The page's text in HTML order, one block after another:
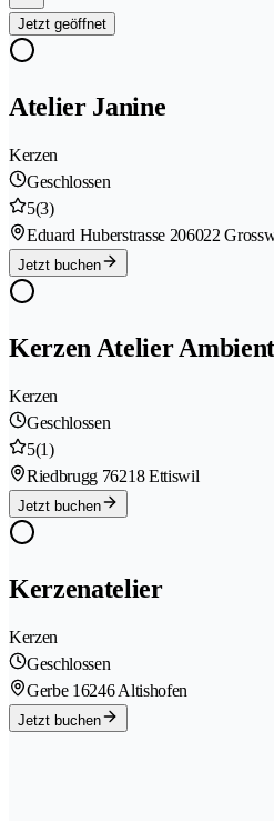
Jetzt geöffnet
Atelier Janine
Kerzen
Geschlossen
5(3)
Eduard Huberstrasse 206022
Jetzt buchen
Kerzen Atelier
Kerzen
Geschlossen
5(1)
Riedbrugg 76218 Ettiswil
Jetzt buchen
Kerzenatelier
Kerzen
Geschlossen
Gerbe 16246 Altishofen
Jetzt buchen